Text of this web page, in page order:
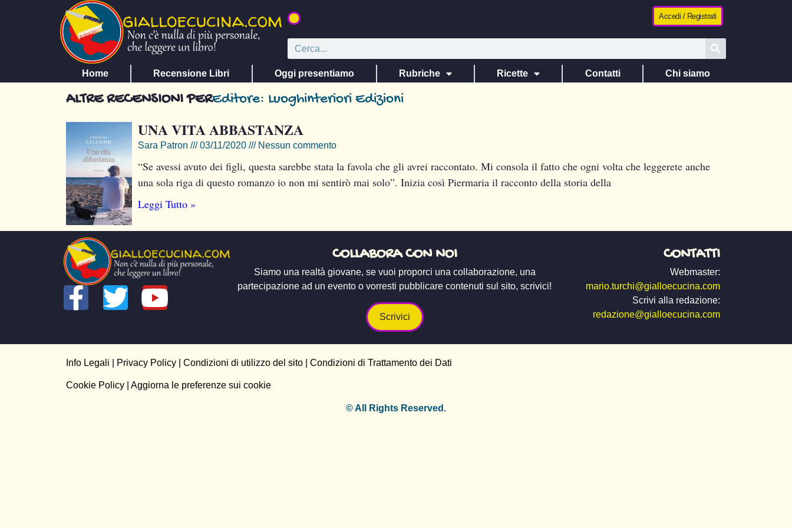
Accedi / Registrati
Home Recensione Libri Oggi presentiamo Rubriche Ricette Contatti Chi siamo
ALTRE RECENSIONI PEREditore: Luoghinteriori Edizioni
UNA VITA ABBASTANZA
Sara Patron 03/11/2020 Nessun commento
“Se avessi avuto dei figli, questa sarebbe stata la favola che gli avrei raccontato. Mi consola il fatto che ogni volta che leggerete anche
una sola riga di questo romanzo io non mi sentirò mai solo”. Inizia così Piermaria il racconto della storia della
Leggi Tutto »
COLLABORA CON NOI
Siamo una realtà giovane, se vuoi proporci una collaborazione, una
partecipazione ad un evento o vorresti pubblicare contenuti sul sito, scrivici!
Scrivici
CONTATTI
Webmaster:
mario.turchi@gialloecucina.com
Scrivi alla redazione:
redazione@gialloecucina.com
Info Legali Privacy Policy Condizioni di utilizzo del sito Condizioni di Trattamento dei Dati
Cookie Policy | Aggiorna le preferenze sui cookie
© All Rights Reserved.